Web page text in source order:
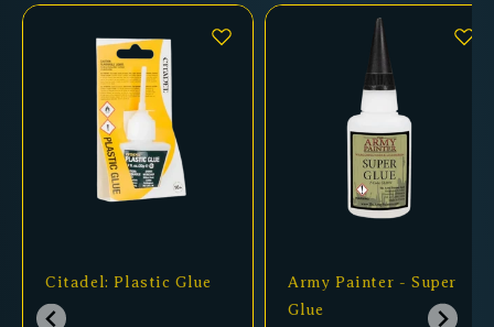
Citadel: Plastic Glue
Army Painter - Super
Glue